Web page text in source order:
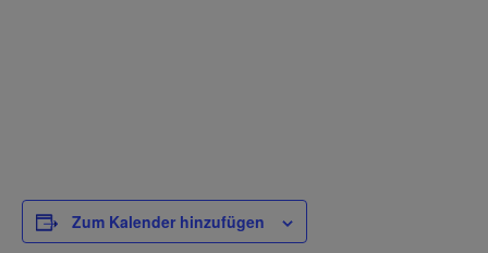
Zum Kalender hinzufügen